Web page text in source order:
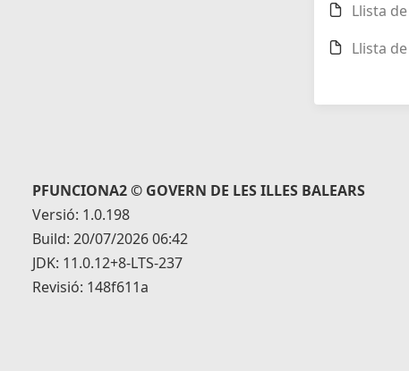
Llista
Llista
PFUNCIONA2 © GOVERN DE LES ILLES BALEARS
Versió: 1.0.198
Build: 20/07/2026 06:42
JDK: 11.0.12+8-LTS-237
Revisió: 148f611a